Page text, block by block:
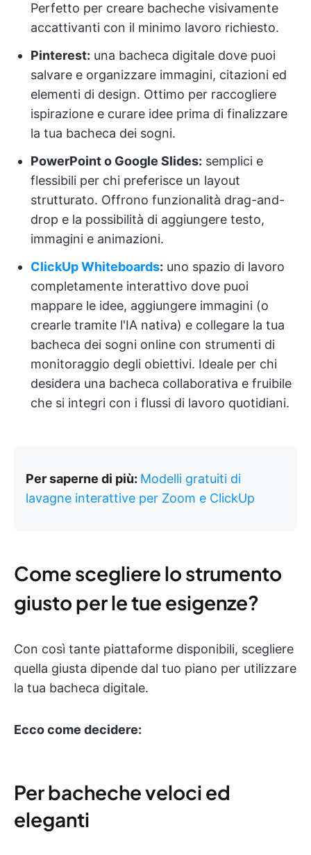
Perfetto per creare bacheche visivamente
accattivanti con il minimo lavoro richiesto.
Pinterest: una bacheca digitale dove puoi
salvare e organizzare immagini, citazioni ed
elementi di design. Ottimo per raccogliere
ispirazione e curare idee prima di finalizzare
la tua bacheca dei sogni.
PowerPoint o Google Slides: semplici e
flessibili per chi preferisce un layout
strutturato. Offrono funzionalità drag-and-
drop e la possibilità di aggiungere testo,
immagini e animazioni.
ClickUp Whiteboards: uno spazio di lavoro
completamente interattivo dove puoi
mappare le idee, aggiungere immagini (o
crearle tramite l'IA nativa) e collegare la tua
bacheca dei sogni online con strumenti di
monitoraggio degli obiettivi. Ideale per chi
desidera una bacheca collaborativa e fruibile
che si integri con i flussi di lavoro quotidiani.
Per saperne di più: Modelli gratuiti di
lavagne interattive per Zoom e ClickUp
Come scegliere lo strumento
giusto per le tue esigenze?
Con così tante piattaforme disponibili, scegliere
quella giusta dipende dal tuo piano per utilizzare
la tua bacheca digitale.
Ecco come decidere:
Per bacheche veloci ed
eleganti